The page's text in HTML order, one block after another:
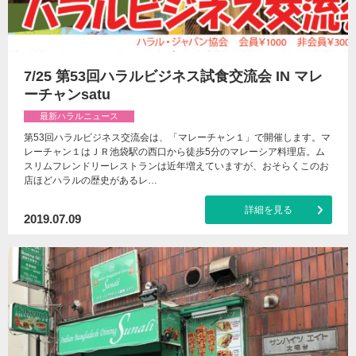
7/25 第53回ハラルビジネス試食交流会 IN マレ
ーチャンsatu
最新ハラルニュース
第53回ハラルビジネス交流会は、「マレーチャン１」で開催します。マ
レーチャン１はＪＲ池袋駅の西口から徒歩5分のマレーシア料理店。ム
スリムフレンドリーレストランは近年増えていますが、おそらくこのお
店ほどハラルの歴史があるレ…
2019.07.09
詳細を見る